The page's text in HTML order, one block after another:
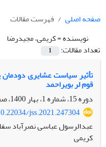
صفحه اصلی
فهرست مقالات
نویسنده =کریمی، مجیدرضا
تعداد مقالات:
1
تأثیر سیاست عشایری
قوم لر بویراحمد
دوره 15، شماره 1، بهار 1400، صفحه
jss.2021.247304
عبدالرسول عباسی نصرآباد
کریمی